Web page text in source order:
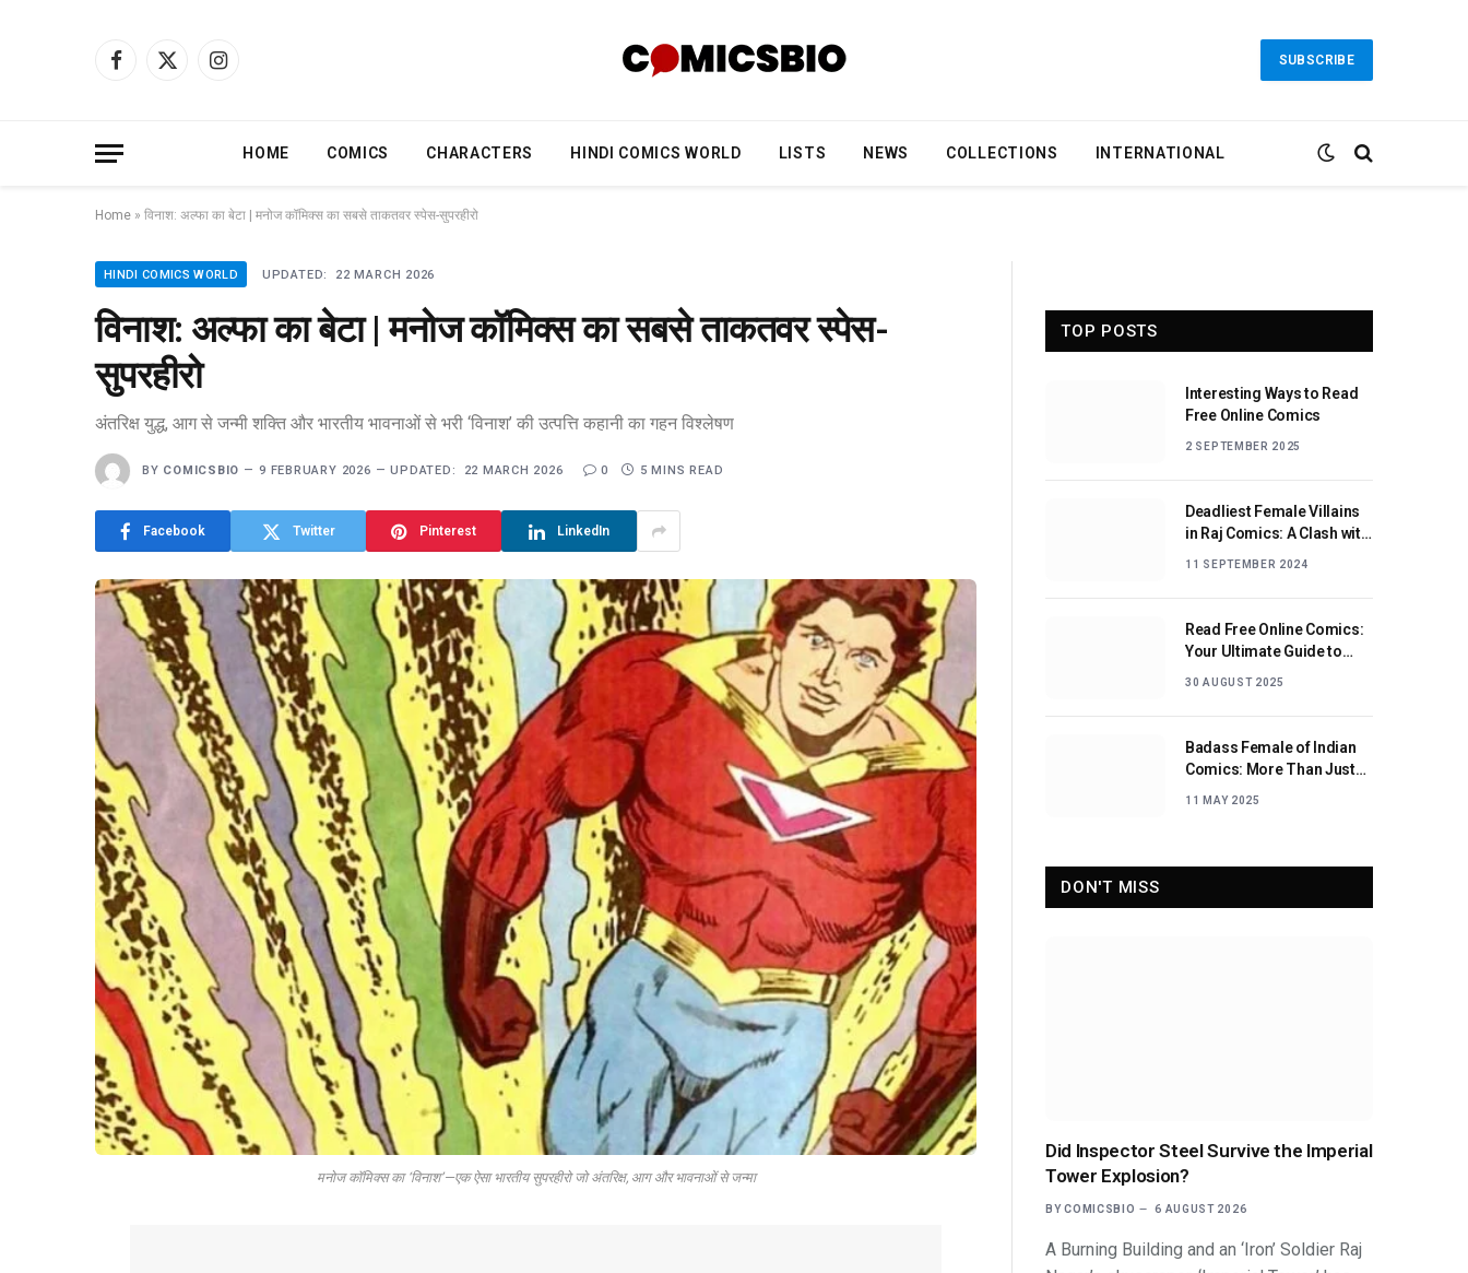
Facebook
X
Instagram
SUBSCRIBE
HOME COMICS CHARACTERS HINDI COMICS WORLD LISTS NEWS COLLECTIONS INTERNATIONAL
Home » विनाश: अल्फा का बेटा | मनोज कॉमिक्स का सबसे ताकतवर स्पेस-सुपरहीरो
HINDI COMICS WORLD UPDATED: 22 MARCH 2026
विनाश: अल्फा का बेटा | मनोज कॉमिक्स का सबसे ताकतवर स्पेस-
सुपरहीरो
अंतरिक्ष युद्ध, आग से जन्मी शक्ति और भारतीय भावनाओं से भरी ‘विनाश’ की उत्पत्ति कहानी का गहन विश्लेषण
BY COMICSBIO 9 FEBRUARY 2026 UPDATED: 22 MARCH 2026 0 5 MINS READ
Facebook Twitter Pinterest LinkedIn
मनोज कॉमिक्स का ‘विनाश’—एक ऐसा भारतीय सुपरहीरो जो अंतरिक्ष, आग और भावनाओं से जन्मा
TOP POSTS
Interesting Ways to Read
Free Online Comics
2 SEPTEMBER 2025
Deadliest Female Villains
in Raj Comics: A Clash with
11 SEPTEMBER 2024
Read Free Online Comics:
Your Ultimate Guide to
30 AUGUST 2025
Badass Female of Indian
Comics: More Than Just
11 MAY 2025
DON'T MISS
Did Inspector Steel Survive the Imperial
Tower Explosion?
BY COMICSBIO 6 AUGUST 2026
A Burning Building and an ‘Iron’ Soldier Raj